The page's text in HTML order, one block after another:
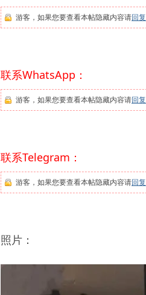
游客，如果您要查看本帖隐藏内容请回复
联系WhatsApp：
游客，如果您要查看本帖隐藏内容请回复
联系Telegram：
游客，如果您要查看本帖隐藏内容请回复
照片：